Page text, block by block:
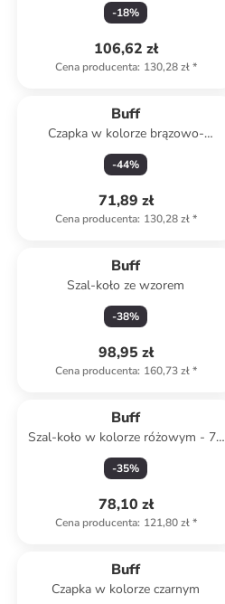
-18%
106,62 zł
Cena producenta: 130,28 zł*
Buff
Czapka w kolorze brązowo-
niebieskim
-44%
71,89 zł
Cena producenta: 130,28 zł*
Buff
Szal-koło ze wzorem
-38%
98,95 zł
Cena producenta: 160,73 zł*
Buff
Szal-koło w kolorze różowym - 70
x 22 cm
-35%
78,10 zł
Cena producenta: 121,80 zł*
Buff
Czapka w kolorze czarnym